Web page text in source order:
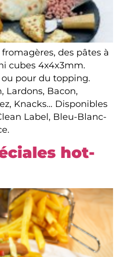
des pâtes à
cubes 4x4x3mm.
pour du topping.
Lardons, Bacon,
Knacks… Disponibles
Label, Bleu-Blanc-
hot-